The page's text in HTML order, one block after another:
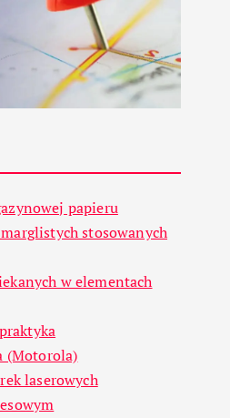
papieru
stosowanych
w elementach
(Motorola)
laserowych